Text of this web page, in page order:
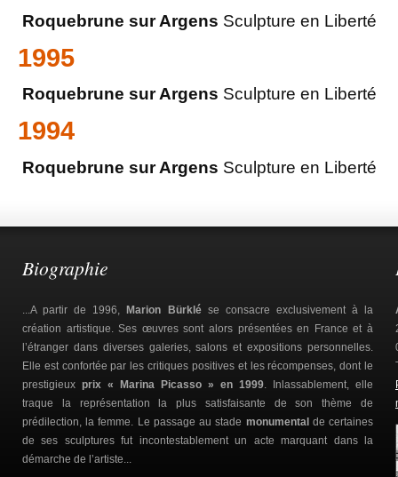
Roquebrune sur Argens Sculpture en Liberté
1995
Roquebrune sur Argens Sculpture en Liberté
1994
Roquebrune sur Argens Sculpture en Liberté
Biographie
...A partir de 1996, Marion Bürklése consacre exclusivement à la
création artistique. Ses œuvres sont alors présentées en France et à
l’étranger dans diverses galeries, salons et expositions personnelles.
Elle est confortée par les critiques positives et les récompenses, dont le
prestigieux prix « Marina Picasso » en 1999. Inlassablement, elle
traque la représentation la plus satisfaisante de son thème de
prédilection, la femme. Le passage au stade monumental de certaines
de ses sculptures fut incontestablement un acte marquant dans la
démarche de l’artiste...